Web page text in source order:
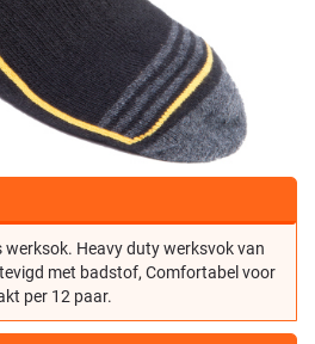
werksok. Heavy duty werksvok van
met badstof, Comfortabel voor
per 12 paar.